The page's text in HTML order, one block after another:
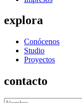
explora
Conócenos
Studio
Proyectos
contacto